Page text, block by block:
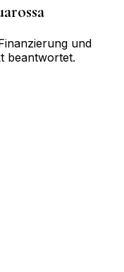
und
beantwortet.